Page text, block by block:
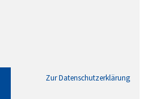
Zur Datenschutzerklärung